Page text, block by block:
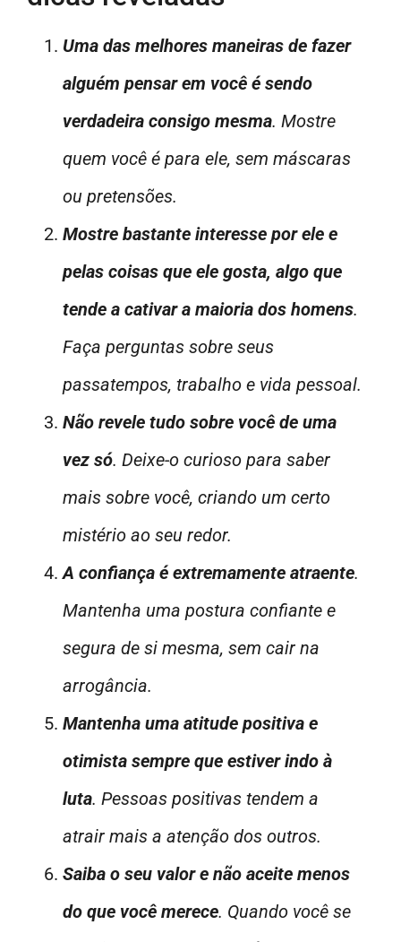
Uma das melhores maneiras de fazer
alguém pensar em você é sendo
verdadeira consigo mesma. Mostre
quem você é para ele, sem máscaras
ou pretensões.
Mostre bastante interesse por ele e
pelas coisas que ele gosta, algo que
tende a cativar a maioria dos homens.
Faça perguntas sobre seus
passatempos, trabalho e vida pessoal.
Não revele tudo sobre você de uma
vez só. Deixe-o curioso para saber
mais sobre você, criando um certo
mistério ao seu redor.
A confiança é extremamente atraente.
Mantenha uma postura confiante e
segura de si mesma, sem cair na
arrogância.
Mantenha uma atitude positiva e
otimista sempre que estiver indo à
luta. Pessoas positivas tendem a
atrair mais a atenção dos outros.
Saiba o seu valor e não aceite menos
do que você merece. Quando você se